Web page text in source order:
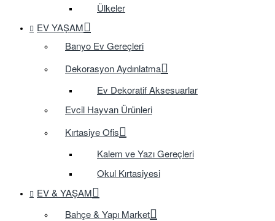
Ülkeler
EV YAŞAM
Banyo Ev Gereçleri
Dekorasyon Aydınlatma
Ev Dekoratif Aksesuarlar
Evcil Hayvan Ürünleri
Kırtasiye Ofis
Kalem ve Yazı Gereçleri
Okul Kırtasiyesi
EV & YAŞAM
Bahçe & Yapı Market